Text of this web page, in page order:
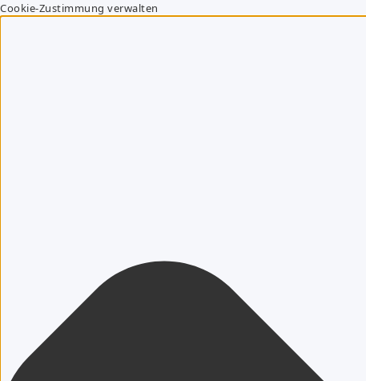
Cookie-Zustimmung verwalten